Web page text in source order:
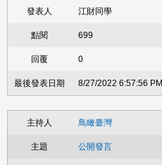
江財同學
699
0
8/27/2022 6:57:56 PM
鳥瞰臺灣
公開發言